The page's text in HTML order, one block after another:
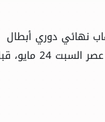
نهائي دوري أبطال
إفريقيا لموسم 2024-2025، في مباراة يحتضنها ملعب لوفتس فيرسفيلد بمدينة